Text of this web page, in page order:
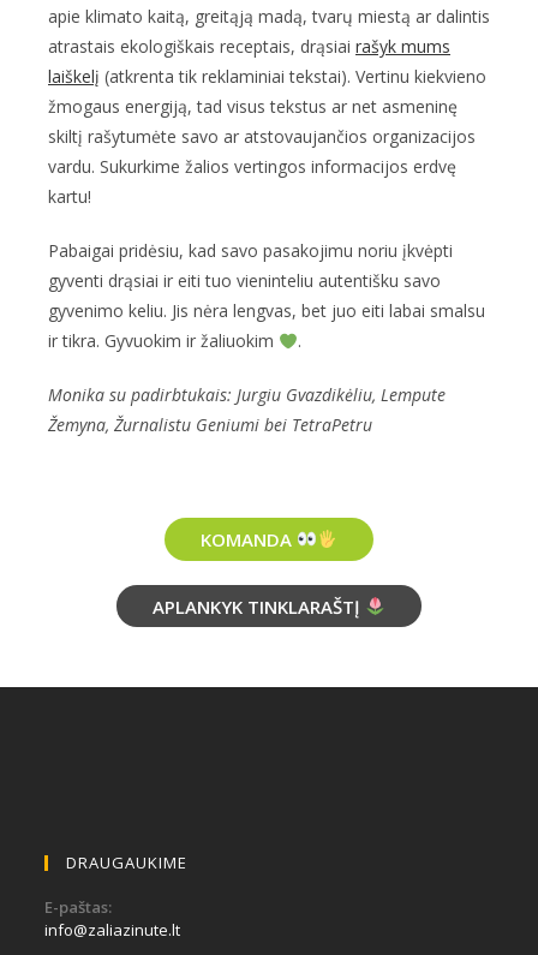
apie klimato kaitą, greitąją madą, tvarų miestą ar dalintis
atrastais ekologiškais receptais, drąsiai rašyk mums
laiškelį (atkrenta tik reklaminiai tekstai). Vertinu kiekvieno
žmogaus energiją, tad visus tekstus ar net asmeninę
skiltį rašytumėte savo ar atstovaujančios organizacijos
vardu. Sukurkime žalios vertingos informacijos erdvę
kartu!
Pabaigai pridėsiu, kad savo pasakojimu noriu įkvėpti
gyventi drąsiai ir eiti tuo vieninteliu autentišku savo
gyvenimo keliu. Jis nėra lengvas, bet juo eiti labai smalsu
ir tikra. Gyvuokim ir žaliuokim
.
Monika su padirbtukais: Jurgiu Gvazdikėliu, Lempute
Žemyna, Žurnalistu Geniumi bei TetraPetru
KOMANDA
APLANKYK TINKLARAŠTĮ
DRAUGAUKIME
E-paštas:
info@zaliazinute.lt